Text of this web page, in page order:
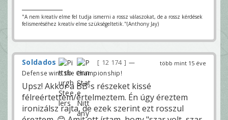
"A nem kreatív elme fel tudja ismerni a rossz válaszokat, de a rossz kérdések
felismeréséhez kreatív elme szükségeltetik."(Anthony Jay)
több mint 15 éve
Soldados 12 174
—
Defense wins the Championship!
Upsz! Akkor a BB-s részeket kissé
félreértettem/értelmeztem. Én úgy éreztem
ironizálsz rajta, de ezek szerint ezt rosszul